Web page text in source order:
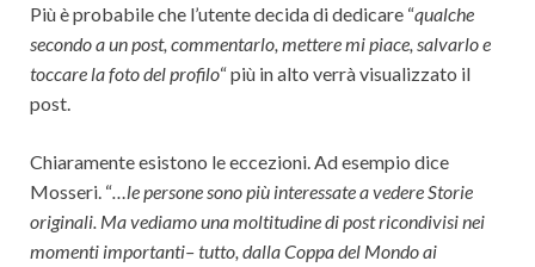
Più è probabile che l’utente decida di dedicare “qualche
secondo a un post, commentarlo, mettere mi piace, salvarlo e
toccare la foto del profilo“ più in alto verrà visualizzato il
post.
Chiaramente esistono le eccezioni. Ad esempio dice
Mosseri. “…le persone sono più interessate a vedere Storie
originali. Ma vediamo una moltitudine di post ricondivisi nei
momenti importanti– tutto, dalla Coppa del Mondo ai